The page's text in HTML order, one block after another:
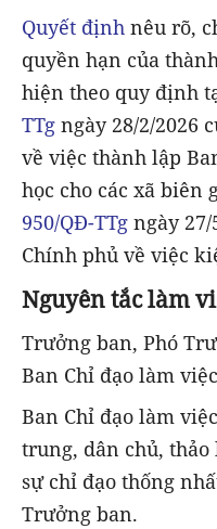
Quyết định nêu rõ,
quyền hạn của
hiện theo quy định
TTg ngày 28/2/2026
về việc thành lập
học cho các xã biên
950/QĐ-TTg ngày
Chính phủ về việc
Nguyên tắc làm
Trưởng ban, Phó
Ban Chỉ đạo làm
Ban Chỉ đạo làm
trung, dân chủ,
sự chỉ đạo thống
Trưởng ban.